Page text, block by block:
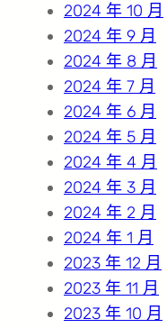
2024 年 10 月
2024 年 9 月
2024 年 8 月
2024 年 7 月
2024 年 6 月
2024 年 5 月
2024 年 4 月
2024 年 3 月
2024 年 2 月
2024 年 1 月
2023 年 12 月
2023 年 11 月
2023 年 10 月